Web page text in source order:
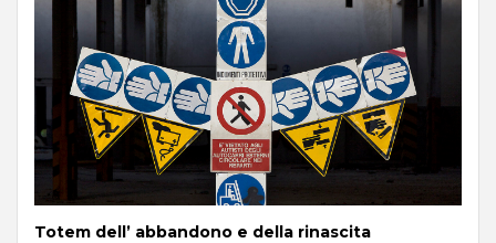
Totem dell’ abbandono e della rinascita